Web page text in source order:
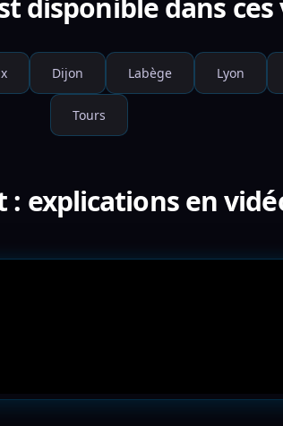
disponible dans ces
Dijon Labège Lyon
Tours
: explications en